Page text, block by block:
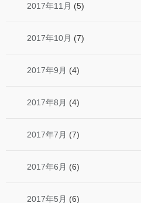
2017年11月 (5)
2017年10月 (7)
2017年9月 (4)
2017年8月 (4)
2017年7月 (7)
2017年6月 (6)
2017年5月 (6)